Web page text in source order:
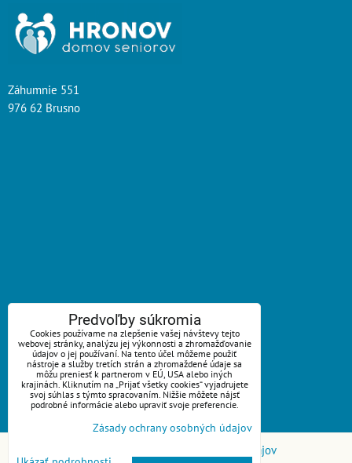
Záhumnie 551
976 62 Brusno
ZAVOLÁME VÁM SPÄŤ
Váš telefón:*
Zásady ochrany osobných údajov
Predvoľby súkromia
Cookies používame na zlepšenie vašej návštevy tejto
webovej stránky, analýzu jej výkonnosti a zhromažďovanie
údajov o jej používaní. Na tento účel môžeme použiť
nástroje a služby tretích strán a zhromaždené údaje sa
môžu preniesť k partnerom v EÚ, USA alebo iných
krajinách. Kliknutím na „Prijať všetky cookies“ vyjadrujete
svoj súhlas s týmto spracovaním. Nižšie môžete nájsť
podrobné informácie alebo upraviť svoje preferencie.
Zásady ochrany osobných údajov